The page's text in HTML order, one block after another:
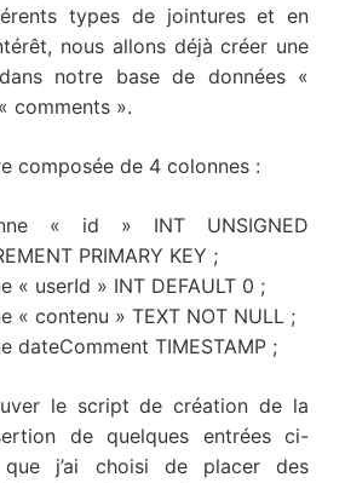
types de jointures et en
nous allons déjà créer une
notre base de données «
comments ».
composée de 4 colonnes :
« id » INT UNSIGNED
PRIMARY KEY ;
« userId » INT DEFAULT 0 ;
« contenu » TEXT NOT NULL ;
dateComment TIMESTAMP ;
le script de création de la
de quelques entrées ci-
que j’ai choisi de placer des